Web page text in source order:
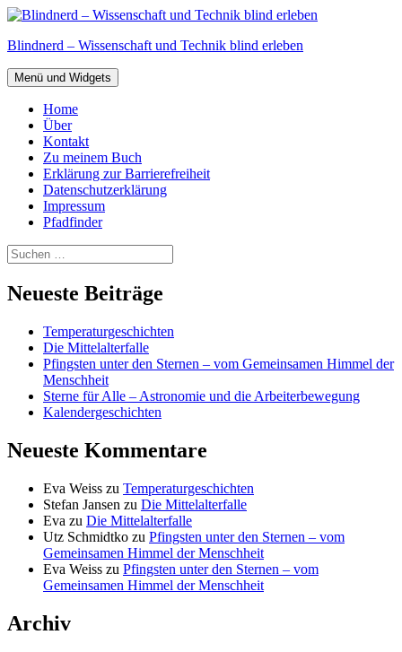
Zum
springen
Blindnerd – Wissenschaft und Technik blind erleben
Menü und Widgets
Home
Über
Kontakt
Zu meinem Buch
Erklärung zur Barrierefreiheit
Datenschutzerklärung
Impressum
Pfadfinder
Suchen
nach:
Neueste Beiträge
Temperaturgeschichten
Die Mittelalterfalle
Pfingsten unter den Sternen – vom Gemeinsamen Himmel der
Menschheit
Sterne für Alle – Astronomie und die Arbeiterbewegung
Kalendergeschichten
Neueste Kommentare
Eva Weiss zu Temperaturgeschichten
Stefan Jansen zu Die Mittelalterfalle
Eva zu Die Mittelalterfalle
Utz Schmidtko zu Pfingsten unter den Sternen – vom
Gemeinsamen Himmel der Menschheit
Eva Weiss zu Pfingsten unter den Sternen – vom
Gemeinsamen Himmel der Menschheit
Archiv